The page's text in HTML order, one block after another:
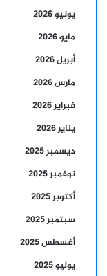
يونيو 2026
مايو 2026
أبريل 2026
مارس 2026
فبراير 2026
يناير 2026
ديسمبر 2025
نوفمبر 2025
أكتوبر 2025
سبتمبر 2025
أغسطس 2025
يوليو 2025